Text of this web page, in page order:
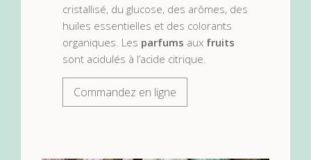
cristallisé, du glucose, des arômes, des
huiles essentielles et des colorants
organiques. Les parfums aux fruits
sont acidulés à l’acide citrique.
Commandez en ligne